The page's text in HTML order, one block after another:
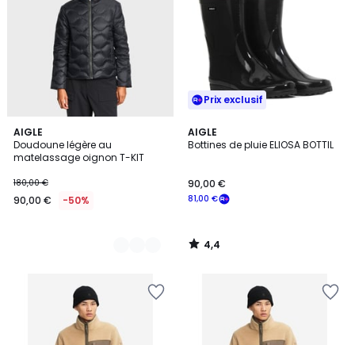
AIGLE
Doudoune légère au
matelassage oignon T-KIT
180,00 €
90,00 € -50%
2
Couleurs
Prix exclusif
AIGLE
Bottines de pluie ELIOSA BOTTIL
81,00 €
90,00 €
4,4
/ 5
4,4
/